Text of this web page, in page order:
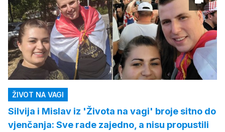
ŽIVOT NA VAGI
Silvija i Mislav iz 'Života na vagi' broje sitno do
vjenčanja: Sve rade zajedno, a nisu propustili